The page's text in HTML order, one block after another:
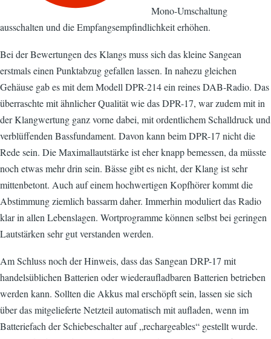
Mono-Umschaltung
ausschalten und die Empfangsempfindlichkeit erhöhen.
Bei der Bewertungen des Klangs muss sich das kleine Sangean
erstmals einen Punktabzug gefallen lassen. In nahezu gleichen
Gehäuse gab es mit dem Modell DPR-214 ein reines DAB-Radio. Das
überraschte mit ähnlicher Qualität wie das DPR-17, war zudem mit in
der Klangwertung ganz vorne dabei, mit ordentlichem Schalldruck und
verblüffenden Bassfundament. Davon kann beim DPR-17 nicht die
Rede sein. Die Maximallautstärke ist eher knapp bemessen, da müsste
noch etwas mehr drin sein. Bässe gibt es nicht, der Klang ist sehr
mittenbetont. Auch auf einem hochwertigen Kopfhörer kommt die
Abstimmung ziemlich bassarm daher. Immerhin moduliert das Radio
klar in allen Lebenslagen. Wortprogramme können selbst bei geringen
Lautstärken sehr gut verstanden werden.
Am Schluss noch der Hinweis, dass das Sangean DRP-17 mit
handelsüblichen Batterien oder wiederaufladbaren Batterien betrieben
werden kann. Sollten die Akkus mal erschöpft sein, lassen sie sich
über das mitgelieferte Netzteil automatisch mit aufladen, wenn im
Batteriefach der Schiebeschalter auf „rechargeables“ gestellt wurde.